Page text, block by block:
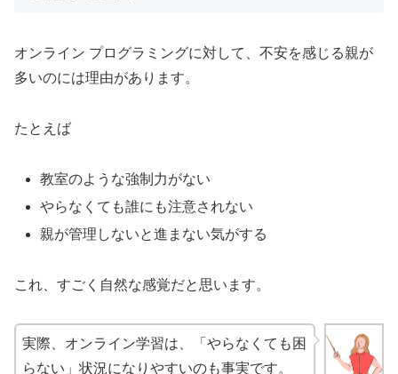
オンライン プログラミングに対して、不安を感じる親が
多いのには理由があります。
たとえば
教室のような強制力がない
やらなくても誰にも注意されない
親が管理しないと進まない気がする
これ、すごく自然な感覚だと思います。
実際、オンライン学習は、「やらなくても困
らない」状況になりやすいのも事実です。